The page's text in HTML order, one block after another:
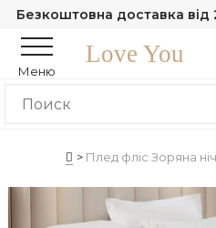
Безкоштовна доставка від
Меню
Love You
Плед фліс Зоряна